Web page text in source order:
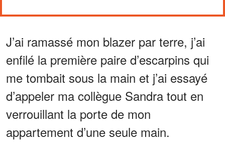
J’ai ramassé mon blazer par terre, j’ai
enfilé la première paire d’escarpins qui
me tombait sous la main et j’ai essayé
d’appeler ma collègue Sandra tout en
verrouillant la porte de mon
appartement d’une seule main.